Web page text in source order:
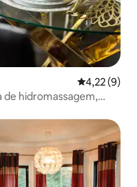
4,22 de
4,22 (9)
de hidromassagem,